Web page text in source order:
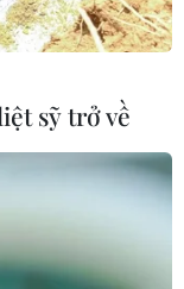
sỹ trở về